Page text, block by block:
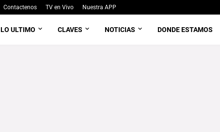
Contactenos TV en Vivo Nuestra APP
LO ULTIMO CLAVES NOTICIAS DONDE ESTAMOS